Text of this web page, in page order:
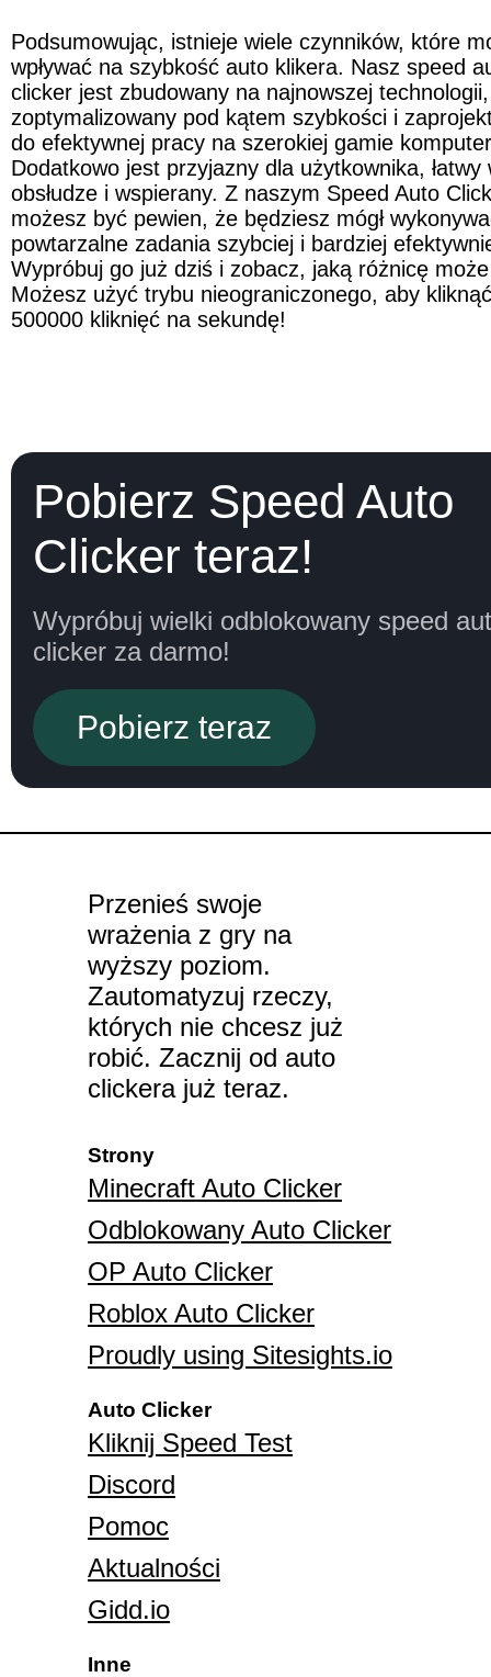
Podsumowując, istnieje wiele czynników, które
wpływać na szybkość auto klikera. Nasz speed
clicker jest zbudowany na najnowszej technologii,
zoptymalizowany pod kątem szybkości i
do efektywnej pracy na szerokiej gamie
Dodatkowo jest przyjazny dla użytkownika, łatwy
obsłudze i wspierany. Z naszym Speed Auto
możesz być pewien, że będziesz mógł
powtarzalne zadania szybciej i bardziej
Wypróbuj go już dziś i zobacz, jaką różnicę
Możesz użyć trybu nieograniczonego, aby
500000 kliknięć na sekundę!
Pobierz Speed Auto
Clicker teraz!
Wypróbuj wielki odblokowany speed
clicker za darmo!
Pobierz teraz
Przenieś swoje
wrażenia z gry na
wyższy poziom.
Zautomatyzuj rzeczy,
których nie chcesz już
robić. Zacznij od auto
clickera już teraz.
Strony
Minecraft Auto Clicker
Odblokowany Auto Clicker
OP Auto Clicker
Roblox Auto Clicker
Proudly using Sitesights.io
Auto Clicker
Kliknij Speed Test
Discord
Pomoc
Aktualności
Gidd.io
Inne